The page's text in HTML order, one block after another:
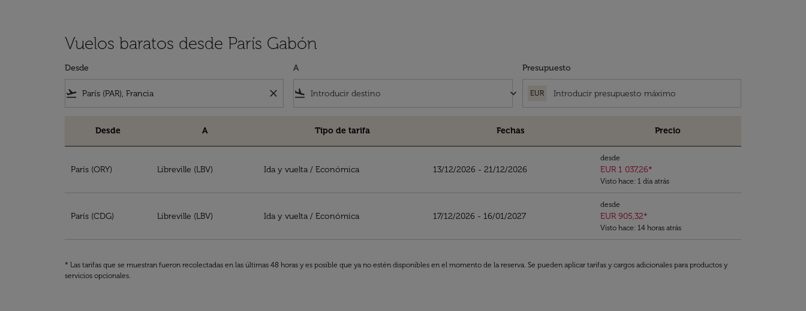
Vuelos baratos desde París Gabón
Desde
flight_takeoff close
A
flight_land keyboard_arrow_down
Presupuesto
EUR
Desde A Tipo de tarifa Fechas Precio
París (ORY) Libreville (LBV) Ida y vuelta / Económica 13/12/2026 - 21/12/2026
desde
EUR 1 037,26*
Visto hace: 1 día atrás
París (CDG) Libreville (LBV) Ida y vuelta / Económica 17/12/2026 - 16/01/2027
desde
EUR 905,32*
Visto hace: 14 horas atrás
* Las tarifas que se muestran fueron recolectadas en las últimas 48 horas y es posible que ya no estén disponibles en el momento de la reserva. Se pueden aplicar tarifas y cargos adicionales para productos y
servicios opcionales.